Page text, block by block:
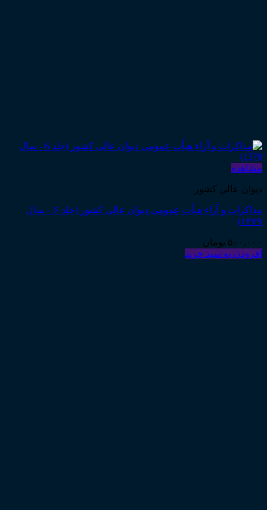
مشاهده
دیوان عالی کشور
مذاکرات و آراء هیأت عمومی دیوان عالی کشور (جلد ۶ – سال
۱۳۷۹)
۵۰۰,۰۰۰ تومان
افزودن به سبد خرید